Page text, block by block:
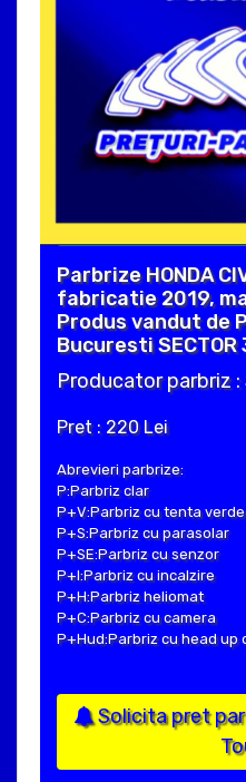
Parbrize HONDA
fabricatie 2019,
Produs vandut de
Bucuresti
Producator parbriz :
Pret : 220 Lei
Abrevieri parbrize:
P:Parbriz clar
P+V:Parbriz cu tenta verde
P+S:Parbriz cu parasolar
P+SE:Parbriz cu senzor
P+I:Parbriz cu incalzire
P+H:Parbriz heliomat
P+C:Parbriz cu camera
P+Hud:Parbriz cu head up
Solicita pret